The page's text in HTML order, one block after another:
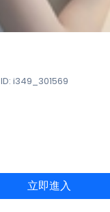
ID: i349_301569
立即進入